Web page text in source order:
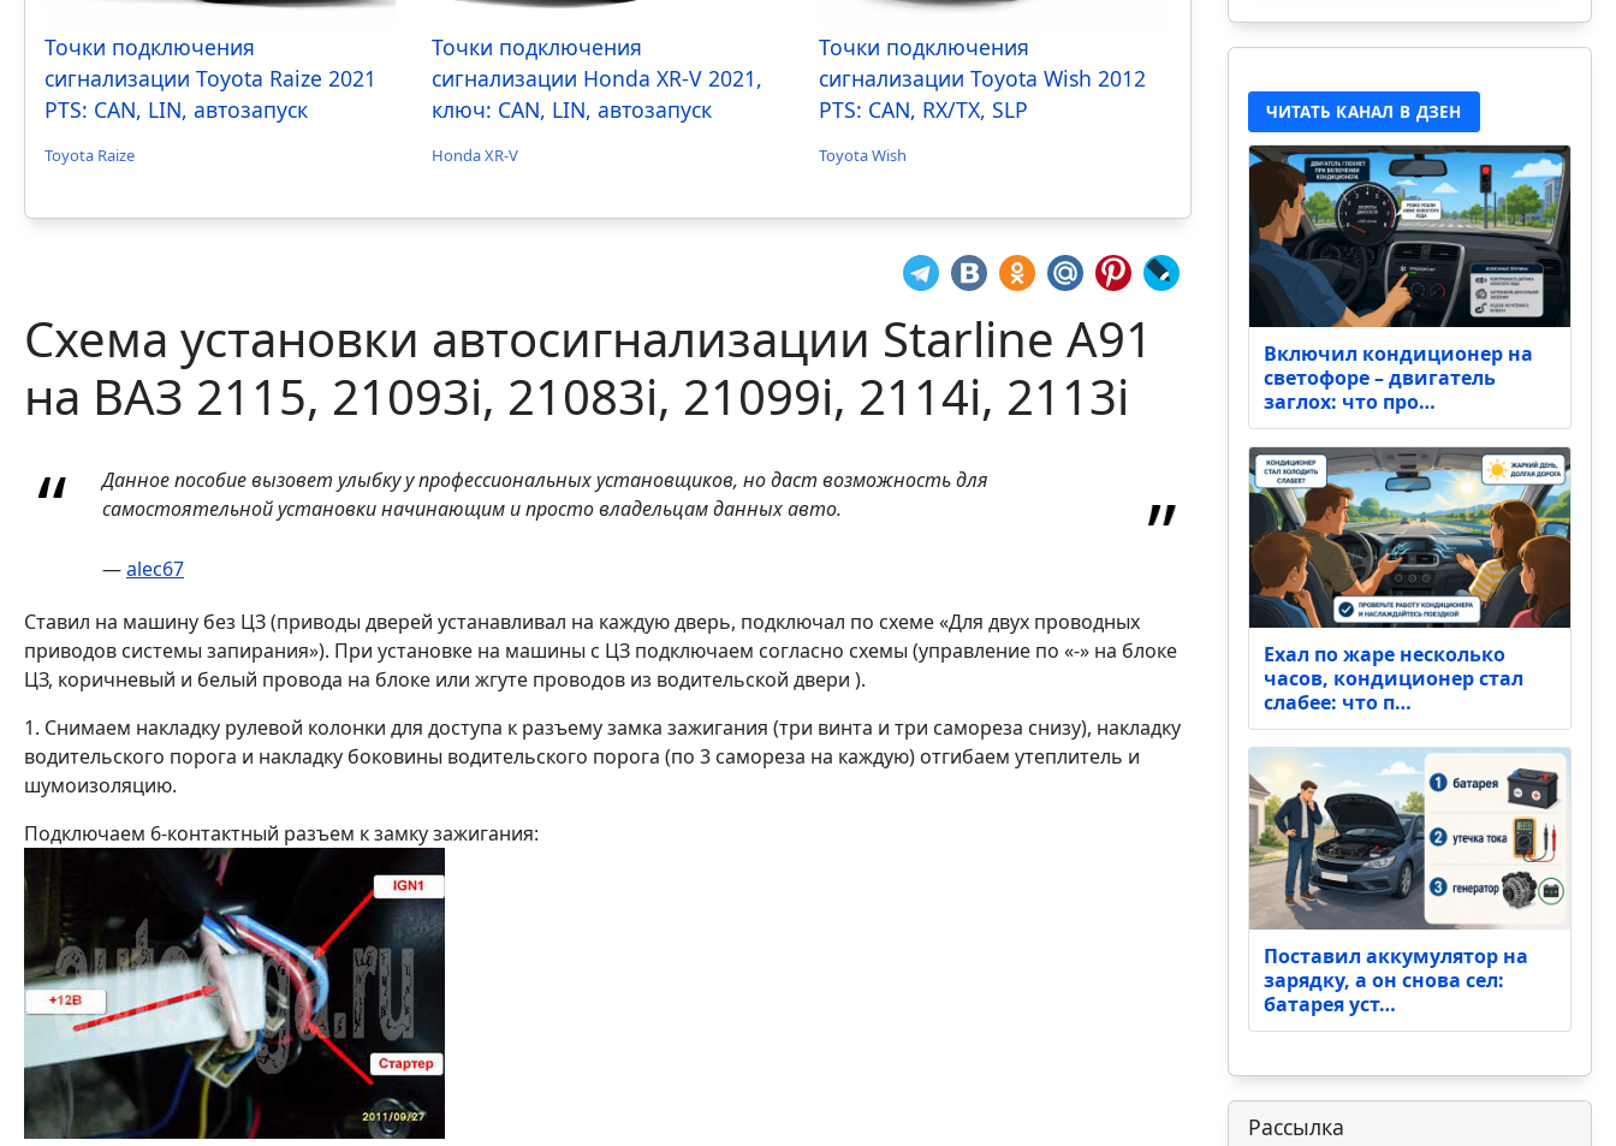
Точки подключения
сигнализации Toyota Raize 2021
PTS: CAN, LIN, автозапуск
Toyota Raize
Точки подключения
сигнализации Honda XR-V 2021,
ключ: CAN, LIN, автозапуск
Honda XR-V
Точки подключения
сигнализации Toyota Wish 2012
PTS: CAN, RX/TX, SLP
Toyota Wish
Схема установки автосигнализации Starline A91
на ВАЗ 2115, 21093i, 21083i, 21099i, 2114i, 2113i
Данное пособие вызовет улыбку у профессиональных установщиков, но даст возможность для
самостоятельной установки начинающим и просто владельцам данных авто.
—alec67
Ставил на машину без ЦЗ (приводы дверей устанавливал на каждую дверь, подключал по схеме «Для двух проводных
приводов системы запирания»). При установке на машины с ЦЗ подключаем согласно схемы (управление по «-» на блоке
ЦЗ, коричневый и белый провода на блоке или жгуте проводов из водительской двери ).
1. Снимаем накладку рулевой колонки для доступа к разъему замка зажигания (три винта и три самореза снизу), накладку
водительского порога и накладку боковины водительского порога (по 3 самореза на каждую) отгибаем утеплитель и
шумоизоляцию.
Подключаем 6-контактный разъем к замку зажигания:
ЧИТАТЬ КАНАЛ В ДЗЕН
Включил кондиционер на
светофоре – двигатель
заглох: что про…
Ехал по жаре несколько
часов, кондиционер стал
слабее: что п…
Поставил аккумулятор на
зарядку, а он снова сел:
батарея уст…
Рассылка